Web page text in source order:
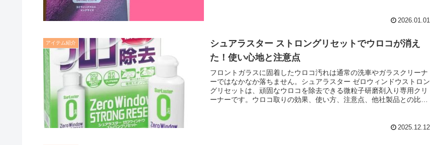
2026.01.01
アイテム紹介
シュアラスター ストロングリセットでウロコが消え
た！使い心地と注意点
フロントガラスに固着したウロコ汚れは通常の洗車やガラスクリーナ
ーではなかなか落ちません。シュアラスター ゼロウィンドウストロン
グリセットは、頑固なウロコを除去できる微粒子研磨剤入り専用クリ
ーナーです。ウロコ取りの効果、使い方、注意点、他社製品との比
2025.12.12